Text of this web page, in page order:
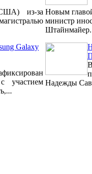
из-за
Galaxy
участием
Новым
министр
Надежды